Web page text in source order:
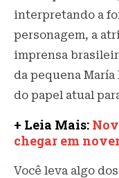
interpretando a
personagem, a
imprensa
da pequena
do papel atual
+ Leia Mais:
chegar em
Você leva algo